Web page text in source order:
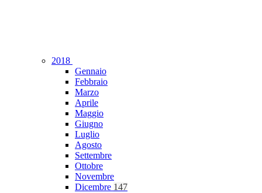
2018
Gennaio
Febbraio
Marzo
Aprile
Maggio
Giugno
Luglio
Agosto
Settembre
Ottobre
Novembre
Dicembre 147